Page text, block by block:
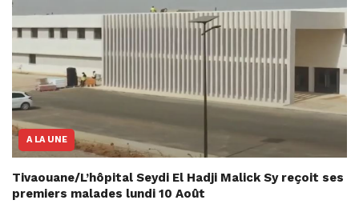
A LA UNE
Tivaouane/L’hôpital Seydi El Hadji Malick Sy reçoit ses
premiers malades lundi 10 Août